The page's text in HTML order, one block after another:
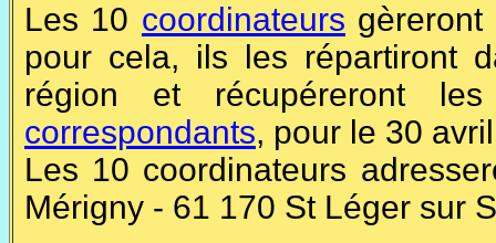
Les 10 coordinateurs
pour cela, ils les répartiront
région et récupéreront
correspondants, pour le 30
Les 10 coordinateurs
Mérigny - 61 170 St Léger sur